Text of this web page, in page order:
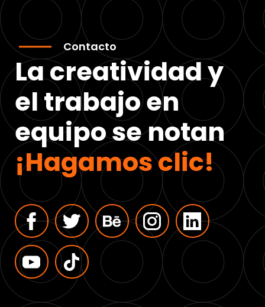
Contacto
La creatividad y
el trabajo en
equipo se notan
¡Hagamos clic!